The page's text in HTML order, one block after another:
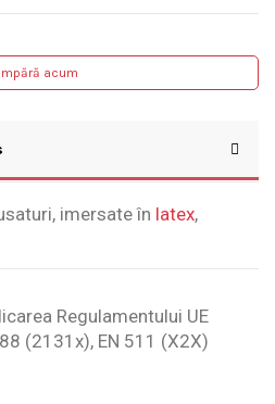
acum
imersate în latex,
Regulamentului UE
(2131x), EN 511 (X2X)